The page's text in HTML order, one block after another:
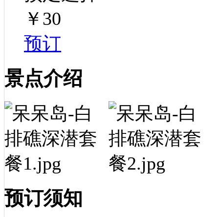
￥30
预订
景点介绍
预订须知